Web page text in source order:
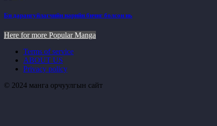
Би дарангуйлагчийн нарийн бичиг болсон нь
Here for more Popular Manga
Terms of service
ABOUT US
Privacy policy
© 2024 манга орчуулгын сайт